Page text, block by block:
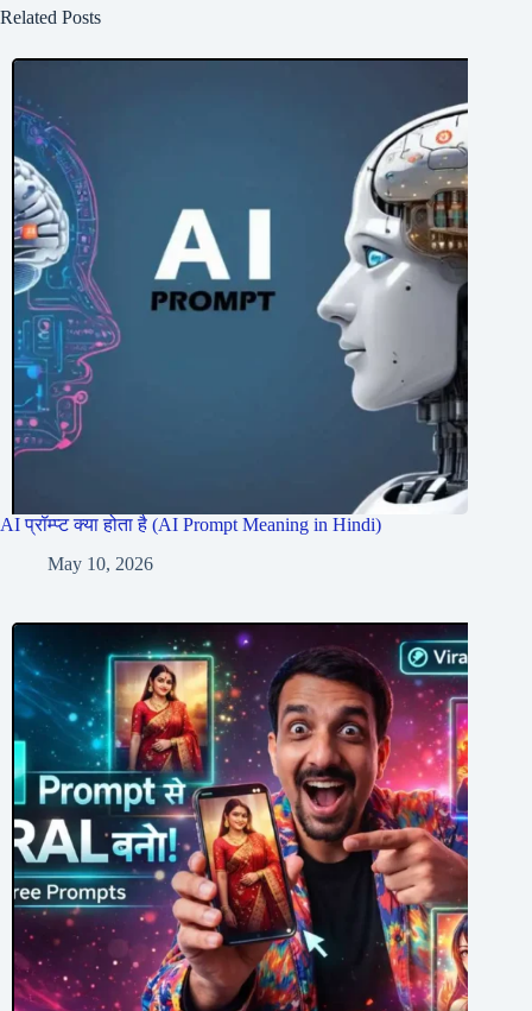
Related Posts
AI प्रॉम्प्ट क्या होता है (AI Prompt Meaning in Hindi)
May 10, 2026